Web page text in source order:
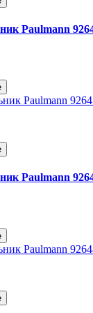
Paulmann
Paulmann